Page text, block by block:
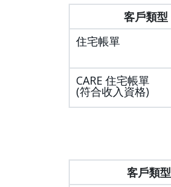
客戶類型
住宅帳單
CARE 住宅帳單
(符合收入資格)
客戶類型